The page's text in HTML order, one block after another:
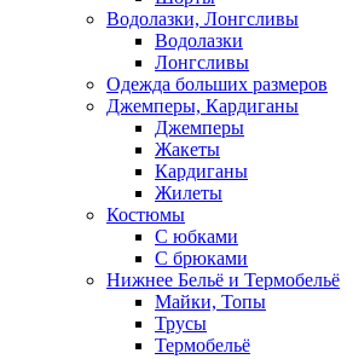
Водолазки, Лонгсливы
Водолазки
Лонгсливы
Одежда больших размеров
Джемперы, Кардиганы
Джемперы
Жакеты
Кардиганы
Жилеты
Костюмы
С юбками
С брюками
Нижнее Бельё и Термобельё
Майки, Топы
Трусы
Термобельё